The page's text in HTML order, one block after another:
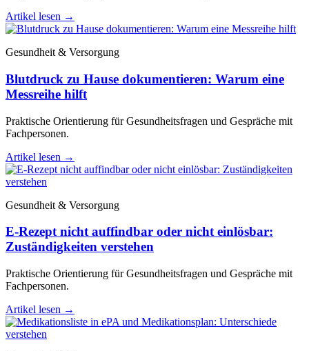
Artikel lesen →
Gesundheit & Versorgung
Blutdruck zu Hause dokumentieren: Warum eine
Messreihe hilft
Praktische Orientierung für Gesundheitsfragen und Gespräche mit
Fachpersonen.
Artikel lesen →
Gesundheit & Versorgung
E-Rezept nicht auffindbar oder nicht einlösbar:
Zuständigkeiten verstehen
Praktische Orientierung für Gesundheitsfragen und Gespräche mit
Fachpersonen.
Artikel lesen →